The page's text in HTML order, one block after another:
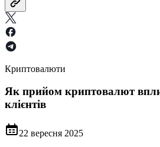
Криптовалюти
Як прийом криптовалют
клієнтів
22 вересня 2025